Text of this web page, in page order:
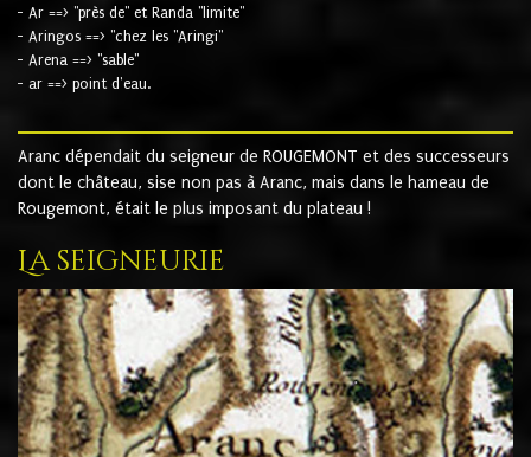
- Ar ==> "près de" et Randa "limite"
- Aringos ==> "chez les "Aringi"
- Arena ==> "sable"
- ar ==> point d'eau.
Aranc dépendait du seigneur de ROUGEMONT et des successeurs
dont le château, sise non pas à Aranc, mais dans le hameau de
Rougemont, était le plus imposant du plateau !
La seigneurie